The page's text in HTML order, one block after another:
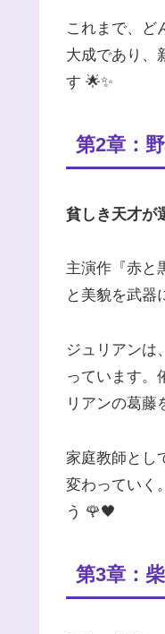
これまで、ど
大成であり、
す 🌟✨
第2章：
貧しき天才が
主演作『赤と
と美貌を武器
ジュリアンは
っています。
リアンの葛藤
家庭教師とし
変わっていく
う 🌹🖤
第3章：